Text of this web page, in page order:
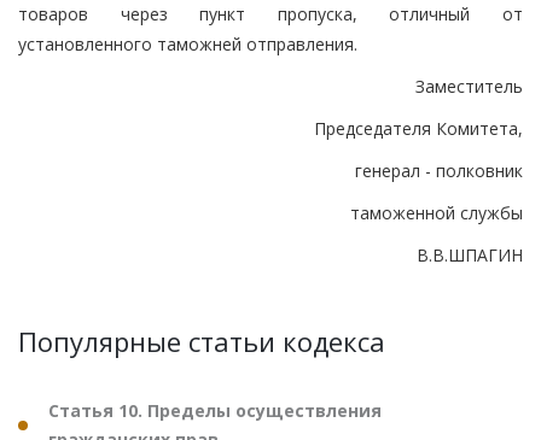
товаров через пункт пропуска, отличный от
установленного таможней отправления.
Заместитель
Председателя Комитета,
генерал - полковник
таможенной службы
В.В.ШПАГИН
Популярные статьи кодекса
Статья 10. Пределы осуществления